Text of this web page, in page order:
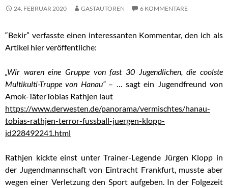
24. FEBRUAR 2020 GASTAUTOREN 6 KOMMENTARE
“Bekir” verfasste einen interessanten Kommentar, den ich als
Artikel hier veröffentliche:
„Wir waren eine Gruppe von fast 30 Jugendlichen, die coolste
Multikulti-Truppe von Hanau“– … sagt ein Jugendfreund von
Amok-TäterTobias Rathjen laut
https://www.derwesten.de/panorama/vermischtes/hanau-
tobias-rathjen-terror-fussball-juergen-klopp-
id228492241.html
Rathjen kickte einst unter Trainer-Legende Jürgen Klopp in
der Jugendmannschaft von Eintracht Frankfurt, musste aber
wegen einer Verletzung den Sport aufgeben. In der Folgezeit